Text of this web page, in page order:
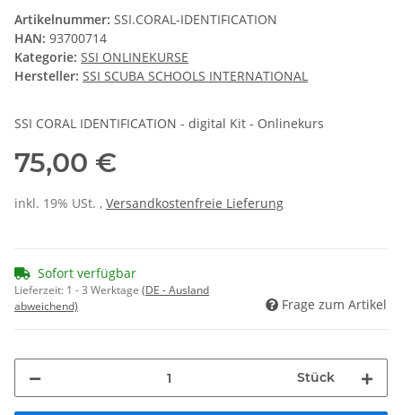
Artikelnummer: SSI.CORAL-IDENTIFICATION
HAN: 93700714
Kategorie: SSI ONLINEKURSE
Hersteller: SSI SCUBA SCHOOLS INTERNATIONAL
SSI CORAL IDENTIFICATION - digital Kit - Onlinekurs
75,00 €
inkl. 19% USt. , Versandkostenfreie Lieferung
Sofort verfügbar
Lieferzeit: 1 - 3 Werktage (DE - Ausland
abweichend)
Frage zum Artikel
Stück